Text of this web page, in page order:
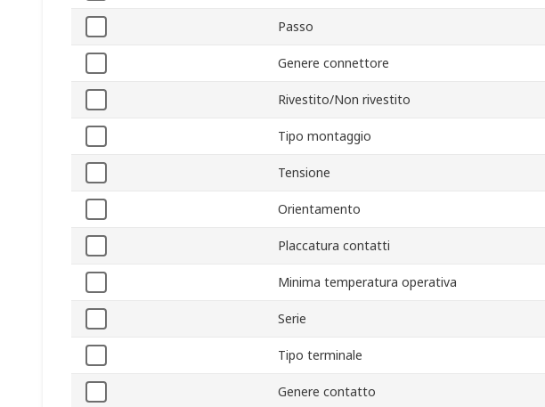
Passo
Genere connettore
Rivestito/Non rivestito
Tipo montaggio
Tensione
Orientamento
Placcatura contatti
Minima temperatura operativa
Serie
Tipo terminale
Genere contatto